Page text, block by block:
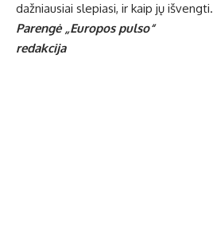
dažniausiai slepiasi, ir kaip jų išvengti.
Parengė „Europos pulso“
redakcija